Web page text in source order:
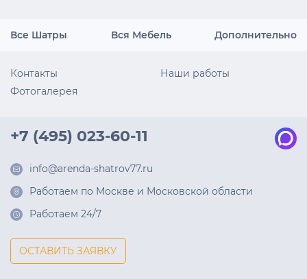
Все Шатры Вся Мебель Дополнительно
Контакты
Наши работы
Фотогалерея
+7 (495) 023-60-11
info@arenda-shatrov77.ru
Работаем по Москве и Московской области
Работаем 24/7
ОСТАВИТЬ ЗАЯВКУ